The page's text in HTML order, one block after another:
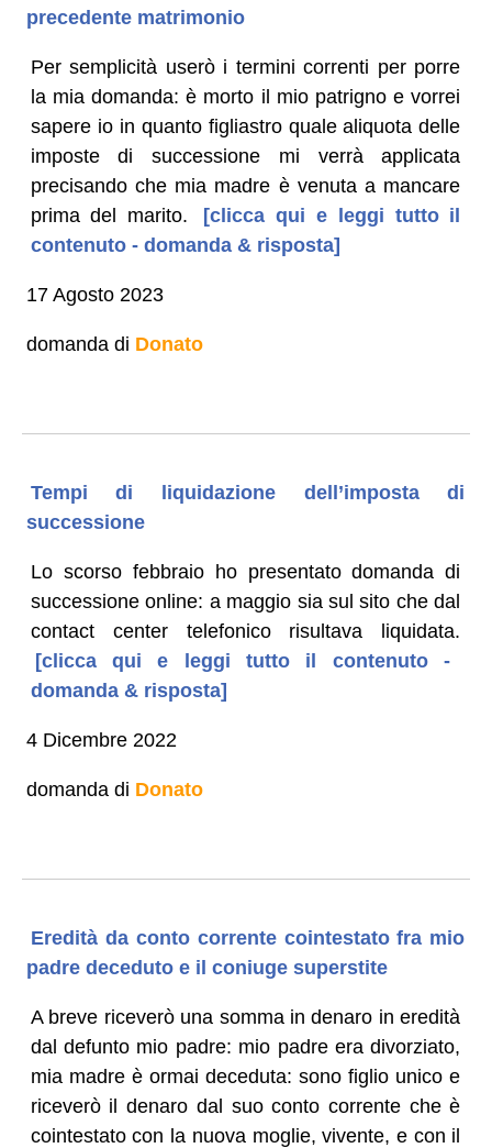
precedente matrimonio
Per semplicità userò i termini correnti per porre
la mia domanda: è morto il mio patrigno e vorrei
sapere io in quanto figliastro quale aliquota delle
imposte di successione mi verrà applicata
precisando che mia madre è venuta a mancare
prima del marito.
[clicca qui e leggi tutto il
contenuto - domanda & risposta]
17 Agosto 2023
domanda di Donato
Tempi di liquidazione dell’imposta di
successione
Lo scorso febbraio ho presentato domanda di
successione online: a maggio sia sul sito che dal
contact center telefonico risultava liquidata.
[clicca qui e leggi tutto il contenuto -
domanda & risposta]
4 Dicembre 2022
domanda di Donato
Eredità da conto corrente cointestato fra mio
padre deceduto e il coniuge superstite
A breve riceverò una somma in denaro in eredità
dal defunto mio padre: mio padre era divorziato,
mia madre è ormai deceduta: sono figlio unico e
riceverò il denaro dal suo conto corrente che è
cointestato con la nuova moglie, vivente, e con il